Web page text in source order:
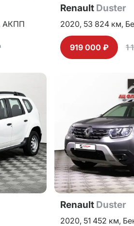
АКПП
Renault Duster
2020, 53 824 км,
919 000 ₽ 1
Renault Duster
2020, 51 452 км,